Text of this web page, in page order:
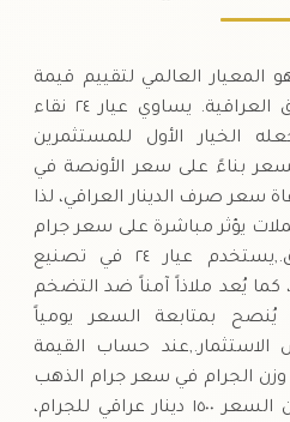
١٧٠, دينار
جرام الذهب عيار ٢٤ هو المعيار العالمي لتقييم قيمة
الذهب الخالص في الأسواق العراقية. يساوي عيار ٢٤ نقاء
الخيار الأول للمستثمرين
بناءً على سعر الأونصة في
سعر صرف الدينار العراقي، لذا
يؤثر مباشرة على سعر جرام
الذهب عيار ٢٤ في العراق.,يستخدم عيار ٢٤ في تصنيع
كما يُعد ملاذاً آمناً ضد التضخم
يُنصح بمتابعة السعر يومياً
حساب القيمة
وزن الجرام في سعر جرام الذهب
عيار ٢٤ الحالي. مثال: إذا كان السعر ١٥٠٠ دينار عراقي للجرام،